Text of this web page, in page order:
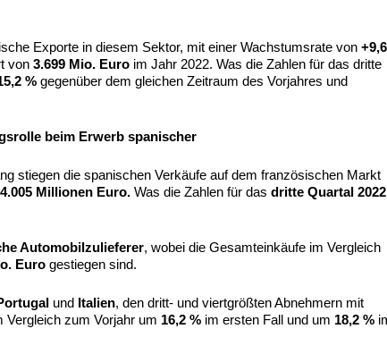
Exporte in diesem Sektor, mit einer Wachstumsrate von+9,6
von3.699 Mio. Euro im Jahr 2022. Was die Zahlen für das dritte
% gegenüber dem gleichen Zeitraum des Vorjahres und
beim Erwerb spanischer
stiegen die spanischen Verkäufe auf dem französischen Markt
4.005 Millionen Euro. Was die Zahlen für dasdritte Quartal 2022
Automobilzulieferer, wobei die Gesamteinkäufe im Vergleich
Euro gestiegen sind.
und Italien, den dritt- und viertgrößten Abnehmern mit
Vergleich zum Vorjahr um 16,2 % im ersten Fall und um 18,2 %